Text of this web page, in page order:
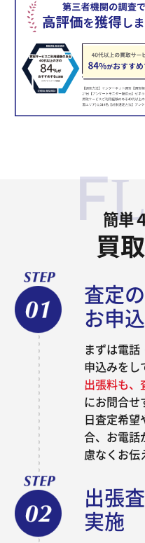
簡単
買
査定の
お申
まずは電
申込みをし
出張料も、
にお問合せ
日査定希
合、お電話
慮なくお伝
出張
実施